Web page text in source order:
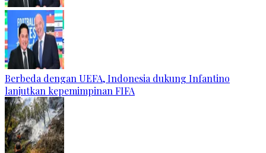
Berbeda dengan UEFA, Indonesia dukung Infantino
lanjutkan kepemimpinan FIFA